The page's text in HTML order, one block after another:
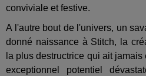
conviviale et festive.
A l'autre bout de l'univers, un
donné naissance à Stitch, la
la plus destructrice qui ait
exceptionnel potentiel